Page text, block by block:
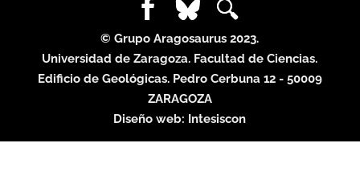
© Grupo Aragosaurus 2023.
Universidad de Zaragoza. Facultad de Ciencias.
Edificio de Geológicas. Pedro Cerbuna 12 - 50009
ZARAGOZA
Diseño web: Intesiscon